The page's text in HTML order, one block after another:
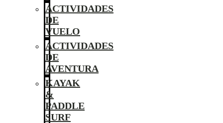
ACTIVIDADES
DE
VUELO
ACTIVIDADES
DE
AVENTURA
KAYAK
&
PADDLE
SURF